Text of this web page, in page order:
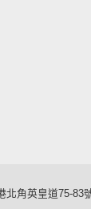
北角英皇道75-83